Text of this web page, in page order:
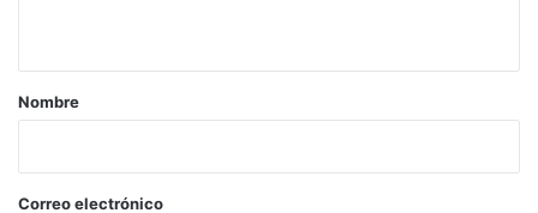
r
*
Nombre
Correo electrónico